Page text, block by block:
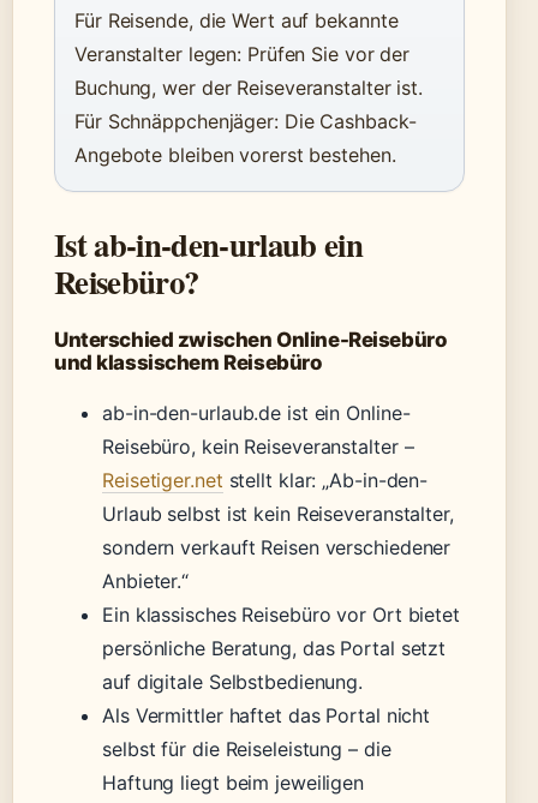
Für Reisende, die Wert auf bekannte
Veranstalter legen: Prüfen Sie vor der
Buchung, wer der Reiseveranstalter ist.
Für Schnäppchenjäger: Die Cashback-
Angebote bleiben vorerst bestehen.
Ist ab-in-den-urlaub ein
Reisebüro?
Unterschied zwischen Online-Reisebüro
und klassischem Reisebüro
ab-in-den-urlaub.de ist ein Online-
Reisebüro, kein Reiseveranstalter –
Reisetiger.net stellt klar: „Ab-in-den-
Urlaub selbst ist kein Reiseveranstalter,
sondern verkauft Reisen verschiedener
Anbieter.“
Ein klassisches Reisebüro vor Ort bietet
persönliche Beratung, das Portal setzt
auf digitale Selbstbedienung.
Als Vermittler haftet das Portal nicht
selbst für die Reiseleistung – die
Haftung liegt beim jeweiligen